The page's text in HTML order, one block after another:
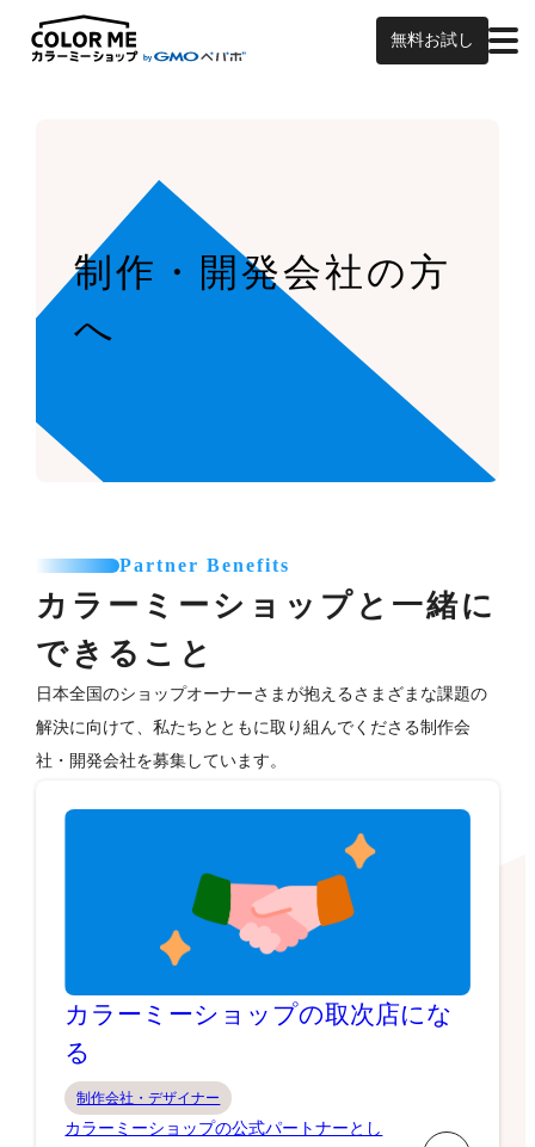
無料お試し
制作・開発会社の方
へ
Partner Benefits
カラーミーショップと一緒に
できること
日本全国のショップオーナーさまが抱えるさまざまな課題の
解決に向けて、私たちとともに取り組んでくださる制作会
社・開発会社を募集しています。
カラーミーショップの取次店にな
る
制作会社・デザイナー
カラーミーショップの公式パートナーとし